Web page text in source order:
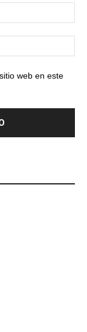
web en este